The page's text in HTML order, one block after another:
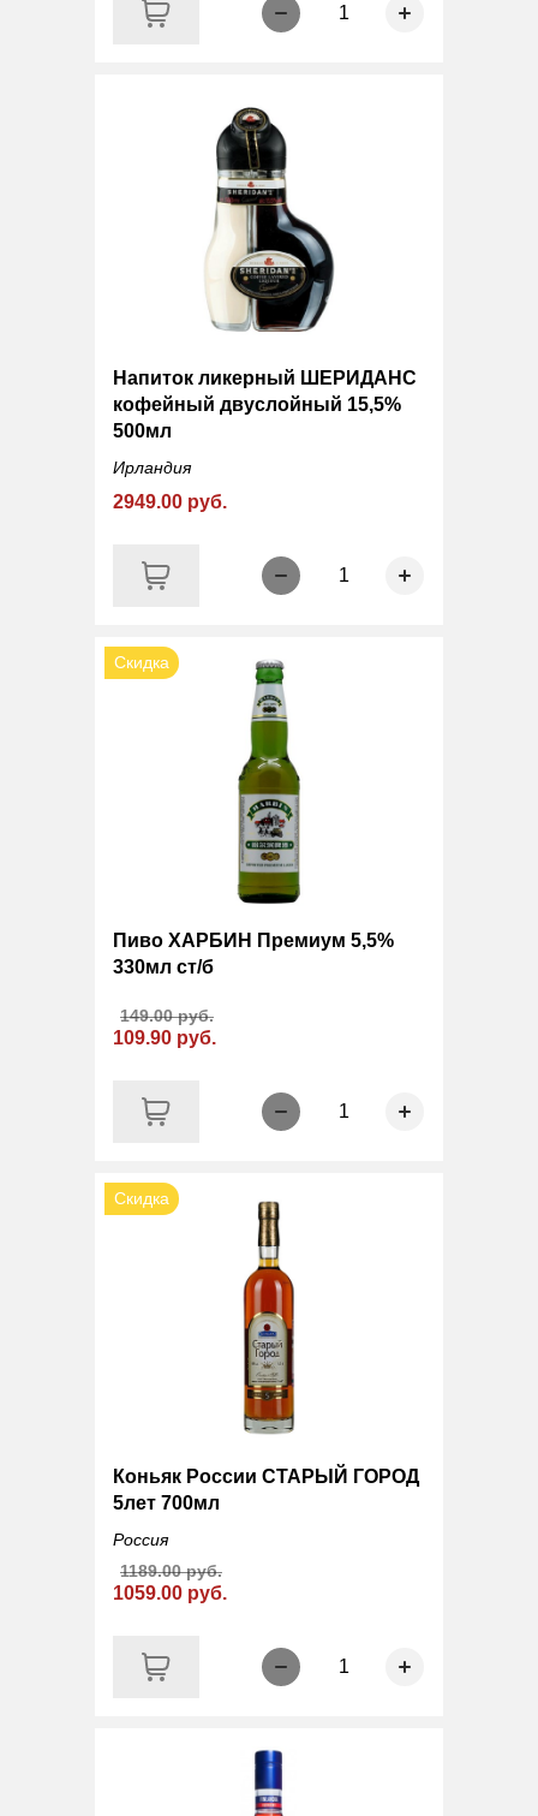
1
Напиток ликерный ШЕРИДАНС
кофейный двуслойный 15,5%
500мл
Ирландия
2949.00 руб.
1
Скидка
Пиво ХАРБИН Премиум 5,5%
330мл ст/б
109.90 руб.
149.00 руб.
1
Скидка
Коньяк России СТАРЫЙ ГОРОД
5лет 700мл
Россия
1059.00 руб.
1189.00 руб.
1